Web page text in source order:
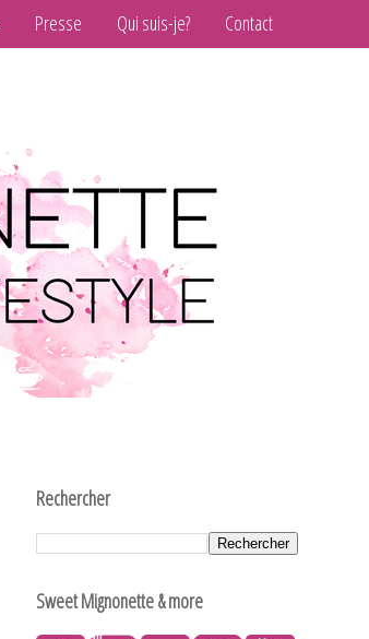
Presse Qui suis-je? Contact
Rechercher
Sweet Mignonette & more